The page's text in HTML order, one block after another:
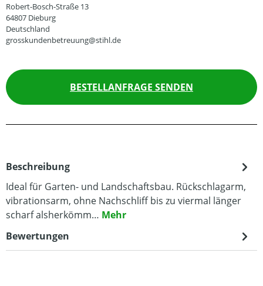
Robert-Bosch-Straße 13
64807 Dieburg
Deutschland
grosskundenbetreuung@stihl.de
BESTELLANFRAGE SENDEN
Beschreibung
Ideal für Garten- und Landschaftsbau. Rückschlagarm,
vibrationsarm, ohne Nachschliff bis zu viermal länger
scharf alsherkömm… Mehr
Bewertungen